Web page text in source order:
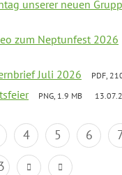
unserer neuen
zum Neptunfest 2026
Juli 2026 PDF,
PNG, 1.9 MB
4 5 6